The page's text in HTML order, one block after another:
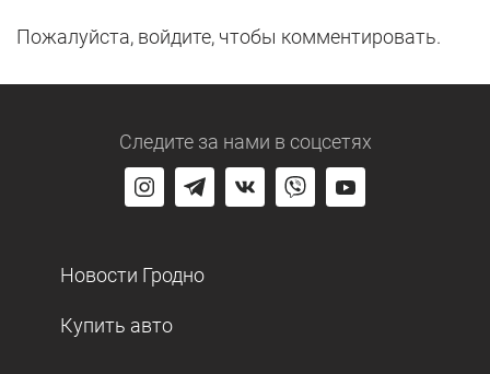
Пожалуйста, войдите, чтобы комментировать.
Следите за нами в соцсетях
Новости Гродно
Купить авто